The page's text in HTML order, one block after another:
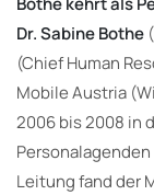
Dr. Sabine Bothe
(Chief Human
Mobile Austria
2006 bis 2008 in
Leitung fand der